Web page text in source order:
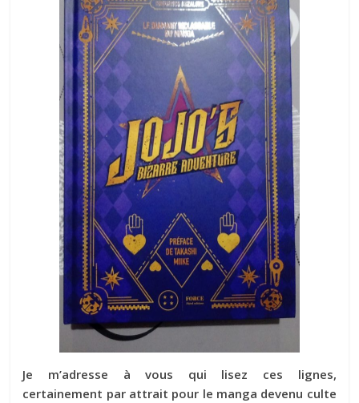
Je m’adresse à vous qui lisez ces lignes,
certainement par attrait pour le manga devenu culte